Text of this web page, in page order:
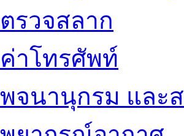
ตรวจสลาก
ค่าโทรศัพท์
พจนานุกรม และ